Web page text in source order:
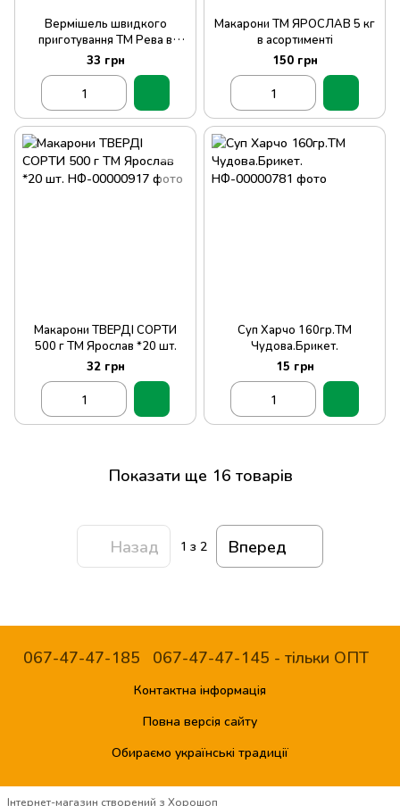
Вермішель швидкого
приготування ТМ Рева в
тарілці 76г*24шт
33 грн
Макарони ТМ ЯРОСЛАВ 5 кг
в асортименті
150 грн
Макарони ТВЕРДІ СОРТИ
500 г ТМ Ярослав *20 шт.
32 грн
Суп Харчо 160гр.ТМ
Чудова.Брикет.
15 грн
Показати ще 16 товарів
Назад 1 з 2 Вперед
067-47-47-185 067-47-47-145 - тільки ОПТ
Контактна інформація
Повна версія сайту
Обираємо українські традиції
Інтернет-магазин створений з Хорошоп